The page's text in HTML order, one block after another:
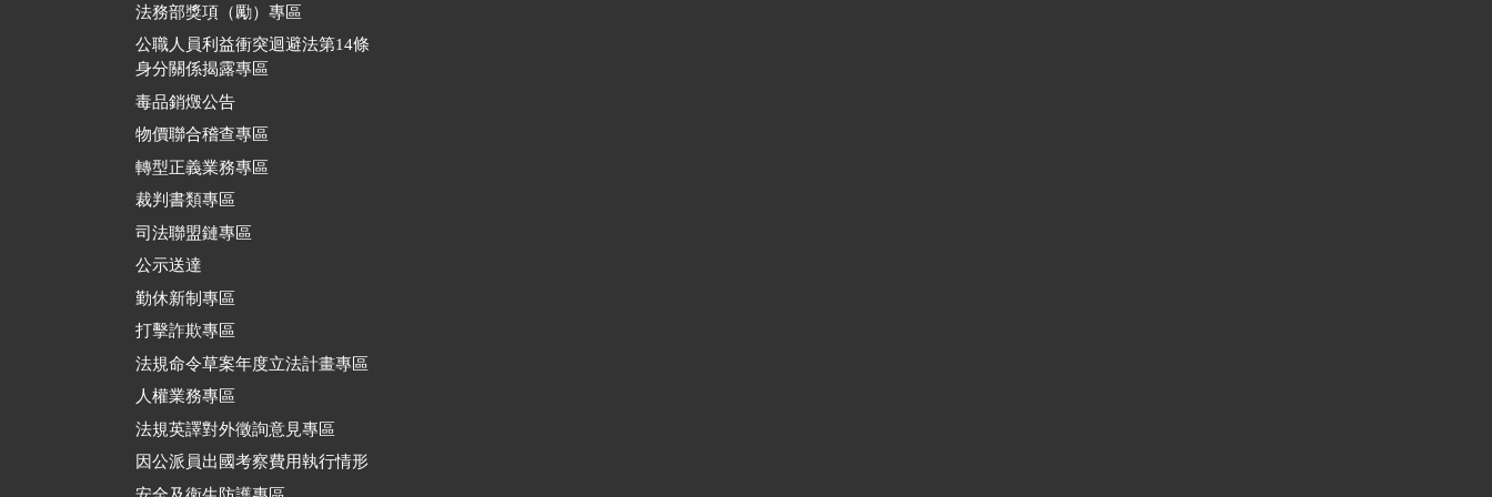
法務部獎項（勵）專區
公職人員利益衝突迴避法第14條
身分關係揭露專區
毒品銷燬公告
物價聯合稽查專區
轉型正義業務專區
裁判書類專區
司法聯盟鏈專區
公示送達
勤休新制專區
打擊詐欺專區
法規命令草案年度立法計畫專區
人權業務專區
法規英譯對外徵詢意見專區
因公派員出國考察費用執行情形